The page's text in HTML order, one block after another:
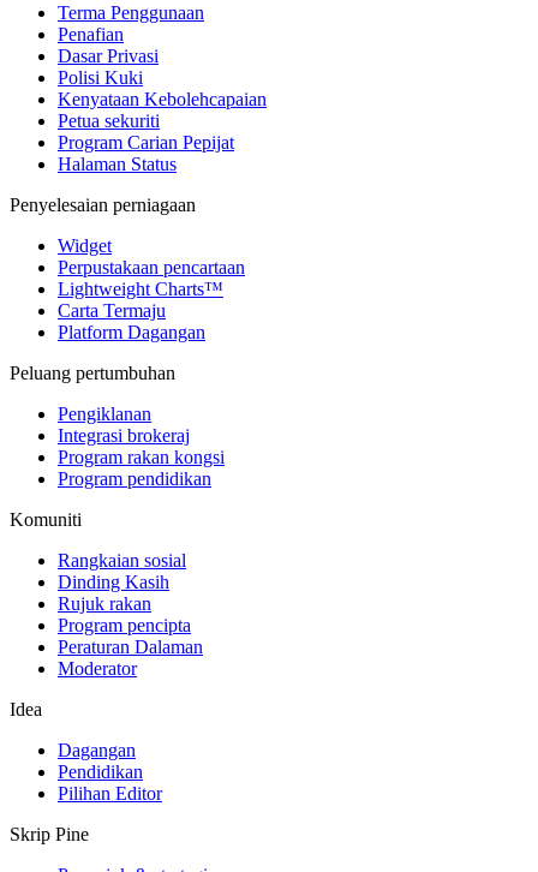
Terma Penggunaan
Penafian
Dasar Privasi
Polisi Kuki
Kenyataan Kebolehcapaian
Petua sekuriti
Program Carian Pepijat
Halaman Status
Penyelesaian perniagaan
Widget
Perpustakaan pencartaan
Lightweight Charts™
Carta Termaju
Platform Dagangan
Peluang pertumbuhan
Pengiklanan
Integrasi brokeraj
Program rakan kongsi
Program pendidikan
Komuniti
Rangkaian sosial
Dinding Kasih
Rujuk rakan
Program pencipta
Peraturan Dalaman
Moderator
Idea
Dagangan
Pendidikan
Pilihan Editor
Skrip Pine